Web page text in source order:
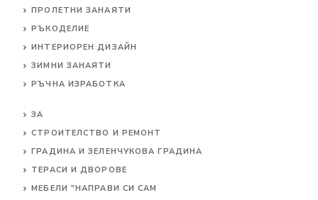
ПРОЛЕТНИ ЗАНАЯТИ
РЪКОДЕЛИЕ
ИНТЕРИОРЕН ДИЗАЙН
ЗИМНИ ЗАНАЯТИ
РЪЧНА ИЗРАБОТКА
ЗА
СТРОИТЕЛСТВО И РЕМОНТ
ГРАДИНА И ЗЕЛЕНЧУКОВА ГРАДИНА
ТЕРАСИ И ДВОРОВЕ
МЕБЕЛИ "НАПРАВИ СИ САМ